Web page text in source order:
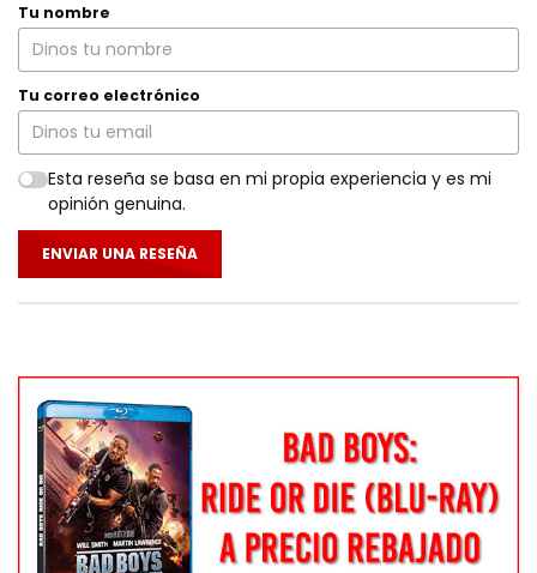
Tu nombre
Tu correo electrónico
Esta reseña se basa en mi propia experiencia y es mi
opinión genuina.
ENVIAR UNA RESEÑA